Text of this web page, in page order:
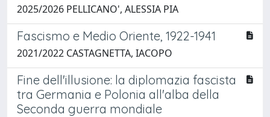
2025/2026 PELLICANO', ALESSIA PIA
Fascismo e Medio Oriente, 1922-1941
2021/2022 CASTAGNETTA, IACOPO
Fine dell'illusione: la diplomazia fascista
tra Germania e Polonia all'alba della
Seconda guerra mondiale